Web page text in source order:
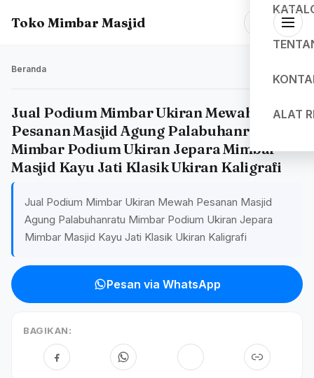
Toko Mimbar Masjid
ALAT
Beranda
Jual Podium Mimbar Ukiran Mewah
Pesanan Masjid Agung Palabuhanratu
Mimbar Podium Ukiran Jepara Mimbar
Masjid Kayu Jati Klasik Ukiran Kaligrafi
Jual Podium Mimbar Ukiran Mewah Pesanan Masjid
Agung Palabuhanratu Mimbar Podium Ukiran Jepara
Mimbar Masjid Kayu Jati Klasik Ukiran Kaligrafi
Pesan via WhatsApp
BAGIKAN: